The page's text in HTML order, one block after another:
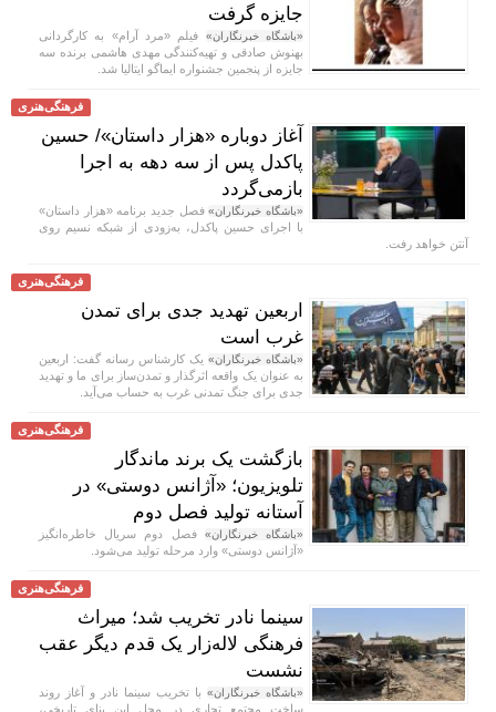
جایزه گرفت
«باشگاه خبرنگاران» فیلم «مرد آرام» به کارگردانی
بهنوش صادقی و تهیه‌کنندگی مهدی هاشمی برنده سه
جایزه از پنجمین جشنواره ایماگو ایتالیا شد.
فرهنگی‌هنری
آغاز دوباره «هزار داستان»/ حسین
پاکدل پس از سه دهه به اجرا
بازمی‌گردد
«باشگاه خبرنگاران»فصل جدید برنامه «هزار داستان»
با اجرای حسین پاکدل، به‌زودی از شبکه نسیم روی
آنتن خواهد رفت.
فرهنگی‌هنری
اربعین تهدید جدی برای تمدن
غرب است
«باشگاه خبرنگاران» یک کارشناس رسانه گفت: اربعین
به عنوان یک واقعه اثرگذار و تمدن‌ساز برای ما و تهدید
جدی برای جنگ تمدنی غرب به حساب می‌آید.
فرهنگی‌هنری
بازگشت یک برند ماندگار
تلویزیون؛ «آژانس دوستی» در
آستانه تولید فصل دوم
«باشگاه خبرنگاران» فصل دوم سریال خاطره‌انگیز
«آژانس دوستی» وارد مرحله تولید می‌شود.
فرهنگی‌هنری
سینما نادر تخریب شد؛ میراث
فرهنگی لاله‌زار یک قدم دیگر عقب
نشست
«باشگاه خبرنگاران» با تخریب سینما نادر و آغاز روند
ساخت مجتمع تجاری در محل این بنای تاریخی،